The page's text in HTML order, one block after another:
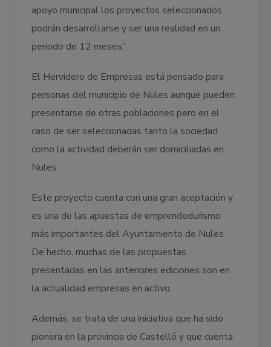
apoyo municipal los proyectos seleccionados
podrán desarrollarse y ser una realidad en un
periodo de 12 meses”.
El Hervidero de Empresas está pensado para
personas del municipio de Nules aunque pueden
presentarse de otras poblaciones pero en el
caso de ser seleccionadas tanto la sociedad
como la actividad deberán ser domiciliadas en
Nules.
Este proyecto cuenta con una gran aceptación y
es una de las apuestas de emprendedurismo
más importantes del Ayuntamiento de Nules.
De hecho, muchas de las propuestas
presentadas en las anteriores ediciones son en
la actualidad empresas en activo.
Además, se trata de una iniciativa que ha sido
pionera en la provincia de Castelló y que cuenta